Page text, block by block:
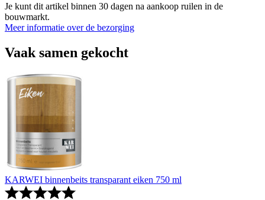
Je kunt dit artikel binnen 30 dagen na aankoop ruilen in de
bouwmarkt.
Meer informatie over de bezorging
Vaak samen gekocht
KARWEI binnenbeits transparant eiken 750 ml